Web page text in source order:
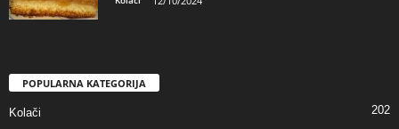
POPULARNA KATEGORIJA
Kolači 202